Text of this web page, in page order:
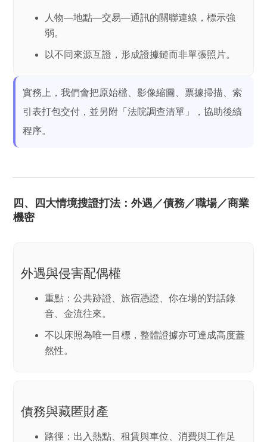
人物—地點—交易—通訊的關聯連線，標示強
弱。
以不同來源互證，形成證據鏈而非單張照片。
實務上，我們會把原始檔、影像縮圖、票據掃描、索
引表打包交付，並另附「法院調查清單」，協助後續
程序。
四、四大情境搜證打法：外遇／債務／職場／商業
機密
外遇與侵害配偶權
重點：公共跡證、旅宿憑證、你在場的對話錄
音、金流往來。
不以床照為唯一目標，整體證據亦可達成高度蓋
然性。
債務與藏匿財產
路徑：出入熱點、租賃與車位、消費與工作足